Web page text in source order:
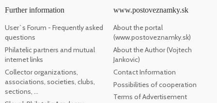
Further information
User`s Forum - Frequently asked
questions
Philatelic partners and mutual
internet links
Collector organizations,
associations, societies, clubs,
sections, ...
www.postoveznamky.sk
About the portal
(www.postoveznamky.sk)
About the Author (Vojtech
Jankovic)
Contact Information
Possibilities of cooperation
Terms of Advertisement